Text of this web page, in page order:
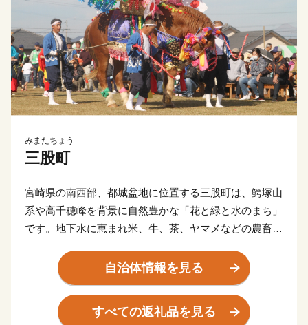
みまたちょう
三股町
宮崎県の南西部、都城盆地に位置する三股町は、鰐塚山
系や高千穂峰を背景に自然豊かな「花と緑と水のまち」
です。地下水に恵まれ米、牛、茶、ヤマメなどの農畜水
り」「棒踊り」など郷土芸能が今もなお各地区で受け継
がれています。車で宮崎空港から６０分、鹿児島空港か
ら７０分程度とアクセスしやすく、県内では住みやすい
まちとしても知られています。ふるさと納税を通じて三
自治体情報を見る
すべての返礼品を見る